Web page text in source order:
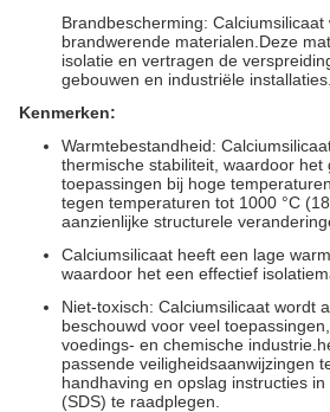
Brandbescherming:
brandwerende materialen.Deze
isolatie en vertragen de
gebouwen en industriële installaties.
Kenmerken:
Warmtebestandheid:
thermische stabiliteit, waardoor het
toepassingen bij hoge
tegen temperaturen tot 1000 °C
aanzienlijke structurele
Calciumsilicaat heeft een lage
waardoor het een effectief
Niet-toxisch: Calciumsilicaat wordt
beschouwd voor veel
voedings- en chemische
passende veiligheidsaanwijzingen
handhaving en opslag instructies
(SDS) te raadplegen.